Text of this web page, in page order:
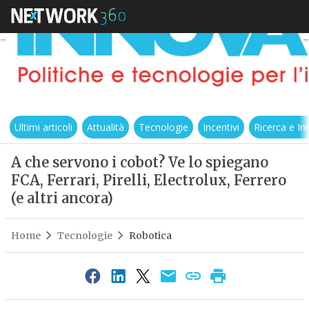
Ultimi articoli Attualità Tecnologie Incentivi Ricerca e
A che servono i cobot? Ve lo spiegano
FCA, Ferrari, Pirelli, Electrolux, Ferrero
(e altri ancora)
Home Tecnologie Robotica